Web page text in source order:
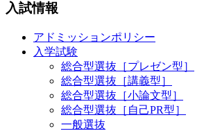
入試情報
アドミッションポリシー
入学試験
総合型選抜［プレゼン型］
総合型選抜［講義型］
総合型選抜［小論文型］
総合型選抜［自己PR型］
一般選抜